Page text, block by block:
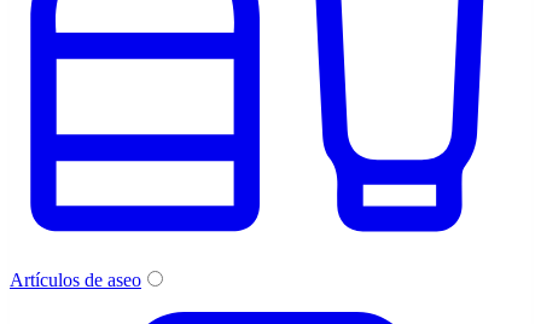
Artículos de aseo